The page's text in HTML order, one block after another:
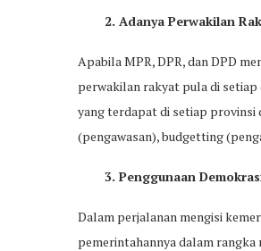
2. Adanya Perwakilan
Apabila MPR, DPR, dan DPD
perwakilan rakyat pula di setiap
yang terdapat di setiap provinsi
(pengawasan), budgetting
3. Penggunaan
Dalam perjalanan mengisi
pemerintahannya dalam rangka